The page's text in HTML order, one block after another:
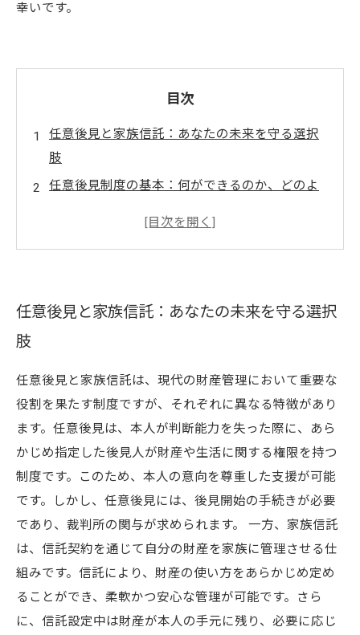
幸いです。
目次
任意後見と家族信託：あなたの未来を守る選択
肢
任意後見制度の基本：何ができるのか、どのよ
合っているのか
選んだ家族の物語
あなたの選択がもたらす影響：今後の財産管理
任意後見と家族信託：あなたの未来を守る選択
肢
任意後見と家族信託は、現代の財産管理において重要な
役割を果たす制度ですが、それぞれに異なる特徴があり
ます。任意後見は、本人が判断能力を失った際に、あら
かじめ指定した後見人が財産や生活に関する権限を持つ
制度です。このため、本人の意向を尊重した支援が可能
です。しかし、任意後見には、後見開始の手続きが必要
であり、裁判所の関与が求められます。 一方、家族信託
は、信託契約を通じて自分の財産を家族に管理させる仕
組みです。信託により、財産の使い方をあらかじめ定め
ることができ、柔軟かつ安心な管理が可能です。さら
に、信託設定中は財産が本人の手元に残り、必要に応じ